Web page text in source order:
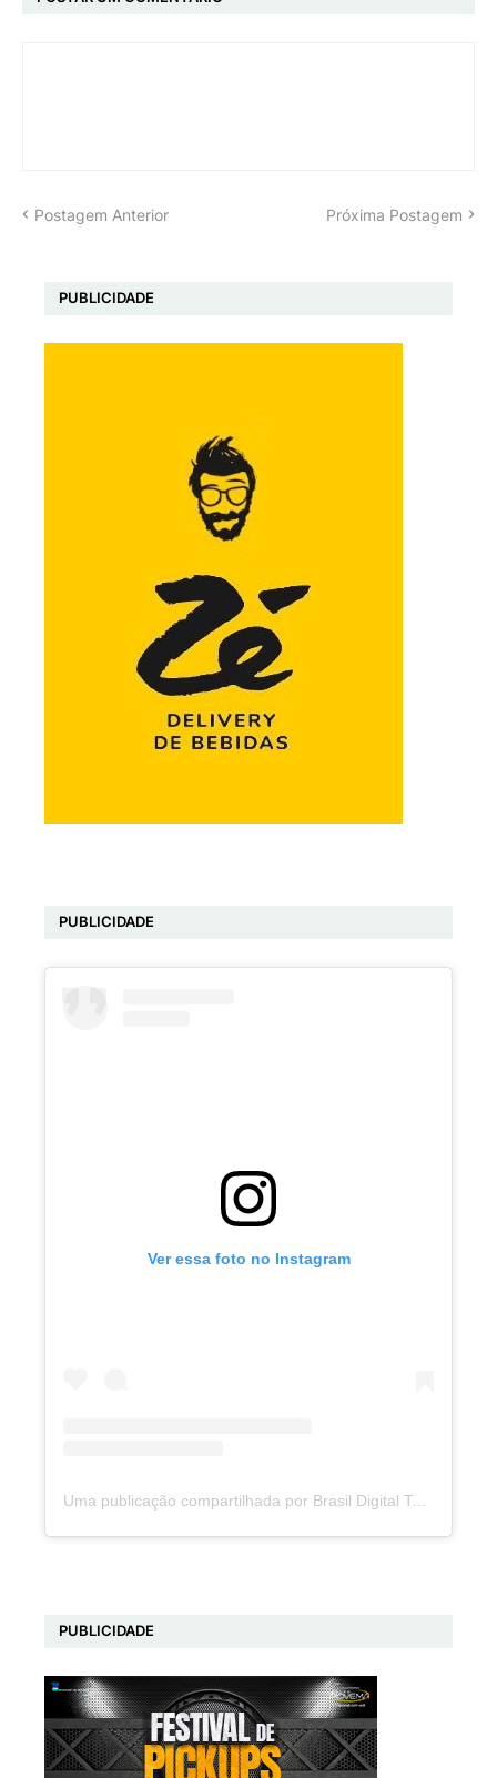
Postagem Anterior Próxima Postagem
PUBLICIDADE
PUBLICIDADE
Ver essa foto no Instagram
Uma publicação compartilhada por Brasil Digital Telecom (@brasildigitaltelecom)
PUBLICIDADE